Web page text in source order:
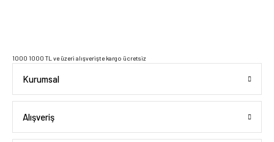
1000 1000 TL ve üzeri alışverişte kargo ücretsiz
Kurumsal
Alışveriş